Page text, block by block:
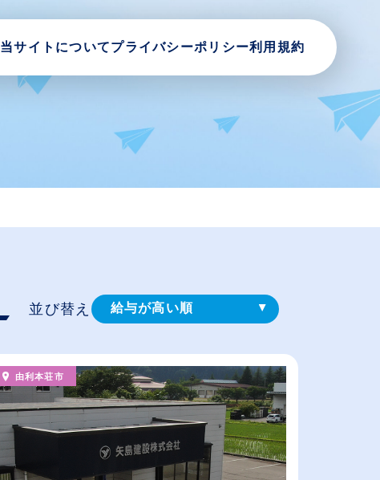
当サイトについてプライバシーポリシー利用規約
並び替え 給与が高い順
従業員が多い順
休日数が多い順
由利本荘市